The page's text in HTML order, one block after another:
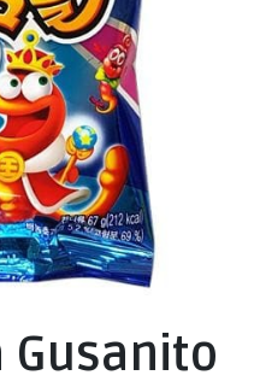
Gusanito